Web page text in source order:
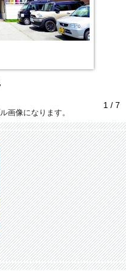
1 / 7
画像になります。